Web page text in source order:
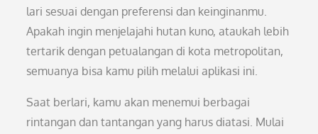
lari sesuai dengan preferensi dan keinginanmu.
Apakah ingin menjelajahi hutan kuno, ataukah lebih
tertarik dengan petualangan di kota metropolitan,
semuanya bisa kamu pilih melalui aplikasi ini.
Saat berlari, kamu akan menemui berbagai
rintangan dan tantangan yang harus diatasi. Mulai